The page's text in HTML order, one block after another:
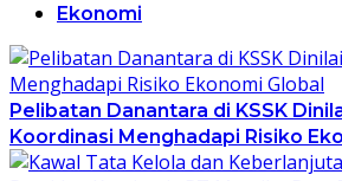
Ekonomi
Pelibatan Danantara di KSSK
Koordinasi Menghadapi Risiko